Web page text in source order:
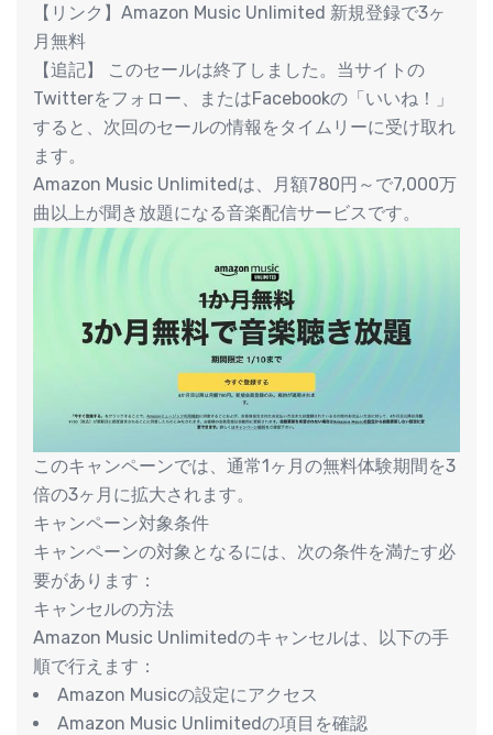
【リンク】Amazon Music Unlimited 新規登録で3ヶ
月無料
【追記】 このセールは終了しました。当サイトの
Twitterをフォロー、またはFacebookの「いいね！」
すると、次回のセールの情報をタイムリーに受け取れ
ます。
Amazon Music Unlimitedは、月額780円～で7,000万
曲以上が聞き放題になる音楽配信サービスです。
このキャンペーンでは、通常1ヶ月の無料体験期間を3
倍の3ヶ月に拡大されます。
キャンペーン対象条件
キャンペーンの対象となるには、次の条件を満たす必
要があります：
キャンセルの方法
Amazon Music Unlimitedのキャンセルは、以下の手
順で行えます：
Amazon Musicの設定にアクセス
Amazon Music Unlimitedの項目を確認